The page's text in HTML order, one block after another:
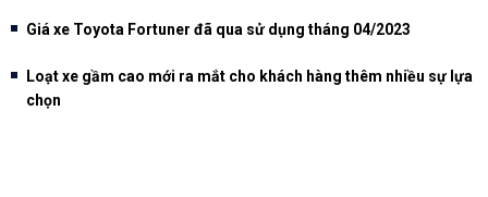
Giá xe Toyota Fortuner đã qua sử dụng tháng 04/2023
Loạt xe gầm cao mới ra mắt cho khách hàng thêm nhiều sự lựa
chọn